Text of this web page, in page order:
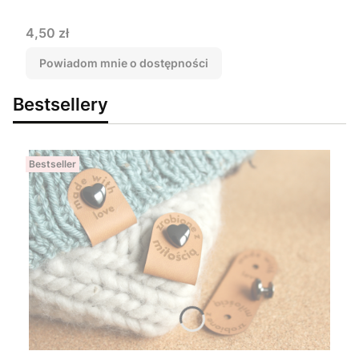
Cena
4,50 zł
Powiadom mnie o dostępności
Bestsellery
Bestseller